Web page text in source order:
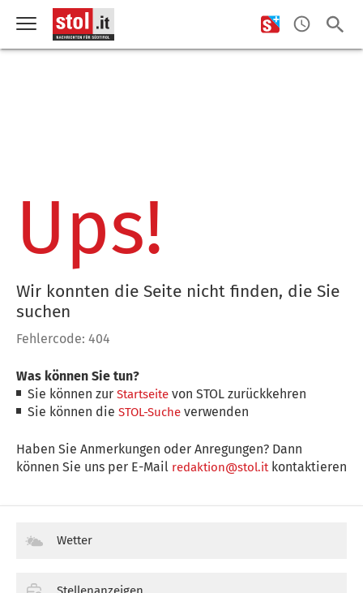
Ups!
Wir konnten die Seite nicht finden, die Sie
suchen
Fehlercode: 404
Was können Sie tun?
Sie können zurStartseite von STOL zurückkehren
Sie können dieSTOL-Suche verwenden
Haben Sie Anmerkungen oder Anregungen? Dann
können Sie uns per E-Mail redaktion@stol.itkontaktieren
Wetter